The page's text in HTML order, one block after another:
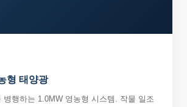
형 태양광
병행하는 1.0MW 영농형 시스템. 작물 일조